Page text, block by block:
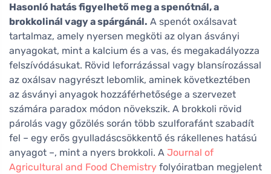
Hasonló hatás figyelhető meg a spenótnál, a
brokkolinál vagy a spárgánál. A spenót oxálsavat
tartalmaz, amely nyersen megköti az olyan ásványi
anyagokat, mint a kalcium és a vas, és megakadályozza
felszívódásukat. Rövid leforrázással vagy blansírozással
az oxálsav nagyrészt lebomlik, aminek következtében
az ásványi anyagok hozzáférhetősége a szervezet
számára paradox módon növekszik. A brokkoli rövid
párolás vagy gőzölés során több szulforafánt szabadít
fel – egy erős gyulladáscsökkentő és rákellenes hatású
anyagot –, mint a nyers brokkoli. A Journal of
Agricultural and Food Chemistry folyóiratban megjelent